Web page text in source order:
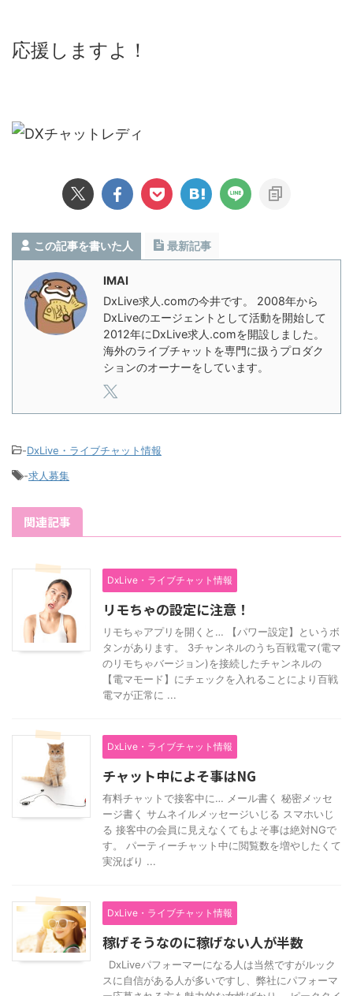
応援しますよ！
この記事を書いた人 最新記事
IMAI
DxLive求人.comの今井です。 2008年から
DxLiveのエージェントとして活動を開始して
2012年にDxLive求人.comを開設しました。
海外のライブチャットを専門に扱うプロダク
ションのオーナーをしています。
-DxLive・ライブチャット情報
-求人募集
関連記事
DxLive・ライブチャット情報
リモちゃの設定に注意！
リモちゃアプリを開くと… 【パワー設定】というボ
タンがあります。 3チャンネルのうち百戦電マ(電マ
のリモちゃバージョン)を接続したチャンネルの
【電マモード】にチェックを入れることにより百戦
電マが正常に ...
DxLive・ライブチャット情報
チャット中によそ事はNG
有料チャットで接客中に… メール書く 秘密メッセ
ージ書く サムネイルメッセージいじる スマホいじ
る 接客中の会員に見えなくてもよそ事は絶対NGで
す。 パーティーチャット中に閲覧数を増やしたくて
実況ばり ...
DxLive・ライブチャット情報
稼げそうなのに稼げない人が半数
DxLiveパフォーマーになる人は当然ですがルック
スに自信がある人が多いですし、弊社にパフォーマ